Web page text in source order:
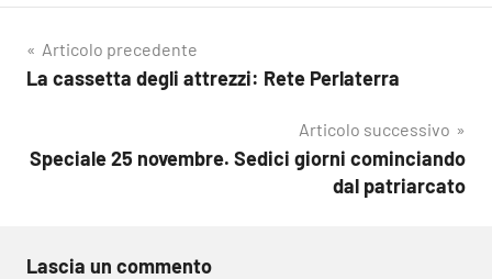
Navigazione
articoli
Articolo precedente
La cassetta degli attrezzi: Rete Perlaterra
Articolo successivo
Speciale 25 novembre. Sedici giorni cominciando
dal patriarcato
Lascia un commento